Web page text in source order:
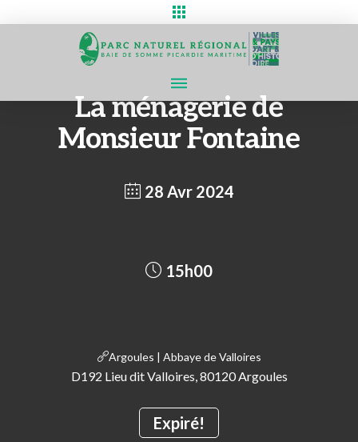
La ménagerie de
Monsieur Fontaine
28 Avr 2024
Expiré!
15h00
Argoules | Abbaye de Valloires
D192 Lieu dit Valloires, 80120 Argoules